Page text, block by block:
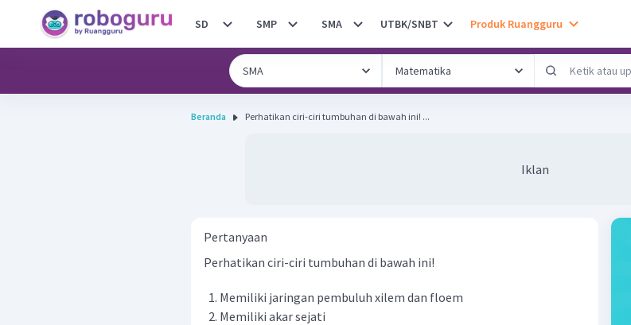
SD SMP SMA UTBK/SNBT Produk Ruangguru
Beranda Perhatikan ciri-ciri tumbuhan di bawah ini! ...
Iklan
Pertanyaan
Perhatikan ciri-ciri tumbuhan di bawah ini!
Memiliki jaringan pembuluh xilem dan floem
Memiliki akar sejati